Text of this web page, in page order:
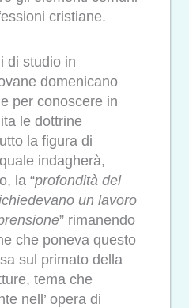
cristiane.
di studio in
domenicano
per conoscere in
le dottrine
la figura di
indagherà,
la “profondità del
un lavoro
” rimanendo
che poneva questo
sul primato della
tema che
nell’ opera di